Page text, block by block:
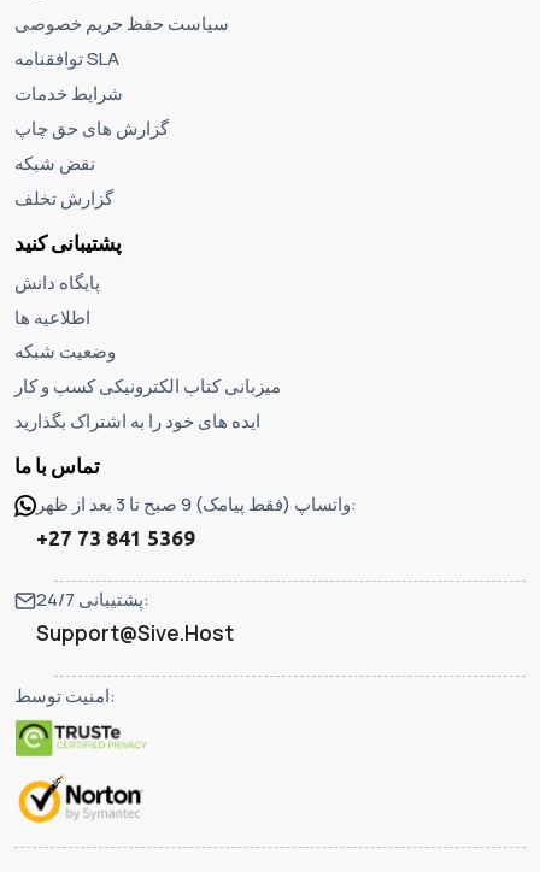
سیاست حفظ حریم خصوصی
توافقنامه SLA
شرایط خدمات
گزارش های حق چاپ
نقض شبکه
گزارش تخلف
پشتیبانی کنید
پایگاه دانش
اطلاعیه ها
وضعیت شبکه
میزبانی کتاب الکترونیکی کسب و کار
ایده های خود را به اشتراک بگذارید
تماس با ما
واتساپ (فقط پیامک) 9 صبح تا 3 بعد از ظهر:
+27 73 841 5369
پشتیبانی 24/7:
Support@Sive.Host
امنیت توسط: